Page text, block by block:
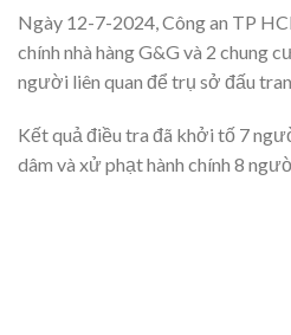
Ngày 12-7-2024, Công an TP
chính nhà hàng G&G và 2 chung
người liên quan để trụ sở đấu
Kết quả điều tra đã khởi tố 7
dâm và xử phạt hành chính 8